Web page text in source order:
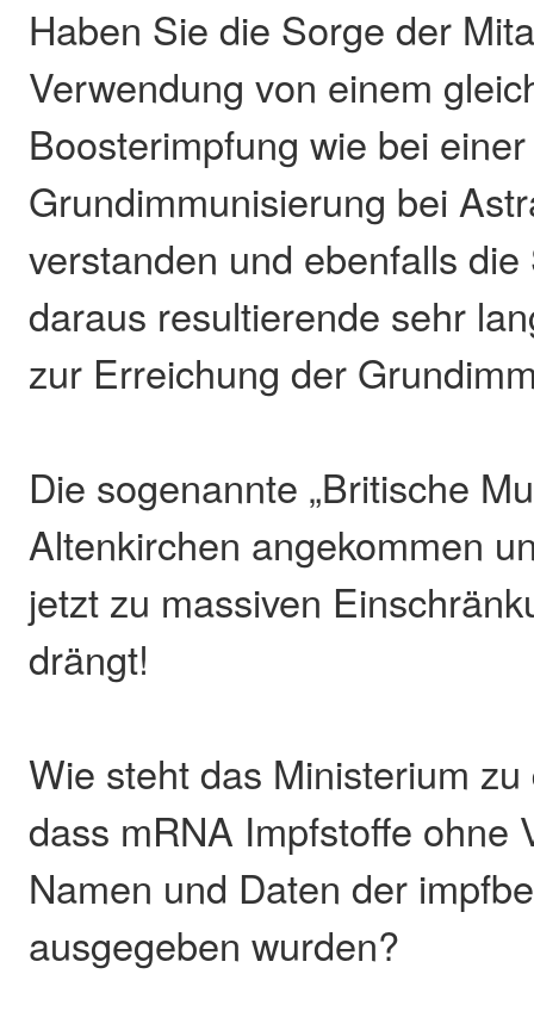
Haben Sie die Sorge der
Verwendung von einem
Boosterimpfung wie bei einer
Grundimmunisierung bei
verstanden und ebenfalls
daraus resultierende sehr
zur Erreichung der
Die sogenannte „Britische
Altenkirchen angekommen
jetzt zu massiven
drängt!
Wie steht das Ministerium
dass mRNA Impfstoffe ohne
Namen und Daten der
ausgegeben wurden?